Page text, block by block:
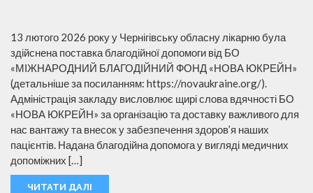
13 лютого 2026 року у Чернігівську обласну лікарню була
здійснена поставка благодійної допомоги від БО
«МІЖНАРОДНИЙ БЛАГОДІЙНИЙ ФОНД «НОВА ЮКРЕЙН»
(детальніше за посиланням: https://novaukraine.org/).
Адміністрація закладу висловлює щирі слова вдячності БО
«НОВА ЮКРЕЙН» за організацію та доставку важливого для
нас вантажу та внесок у забезпечення здоров’я наших
пацієнтів. Надана благодійна допомога у вигляді медичних
допоміжних […]
ЧИТАТИ ДАЛІ